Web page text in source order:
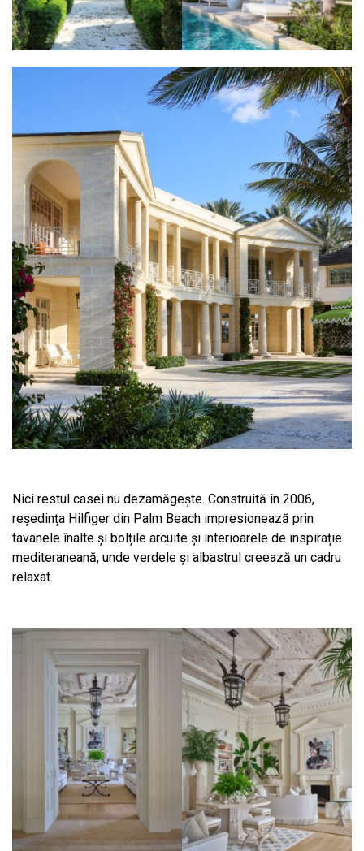
Nici restul casei nu dezamăgește. Construită în 2006,
reședința Hilfiger din Palm Beach impresionează prin
tavanele înalte și bolțile arcuite și interioarele de inspirație
mediteraneană, unde verdele și albastrul creează un cadru
relaxat.